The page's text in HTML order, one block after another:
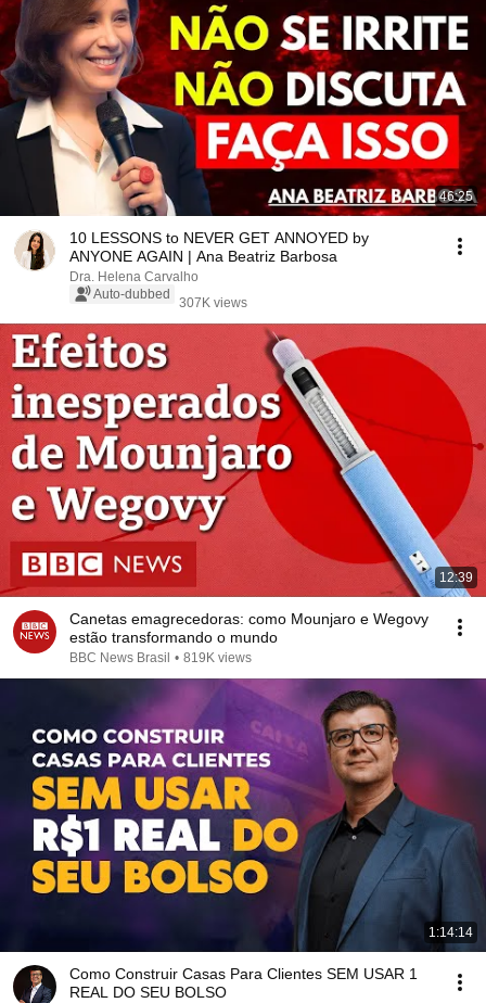
46:25
10 LESSONS to NEVER GET ANNOYED by
ANYONE AGAIN | Ana Beatriz Barbosa
Dra. Helena Carvalho
Auto-dubbed
307K views
12:39
Canetas emagrecedoras: como Mounjaro e Wegovy
estão transformando o mundo
BBC News Brasil • 819K views
1:14:14
Como Construir Casas Para Clientes SEM USAR 1
REAL DO SEU BOLSO